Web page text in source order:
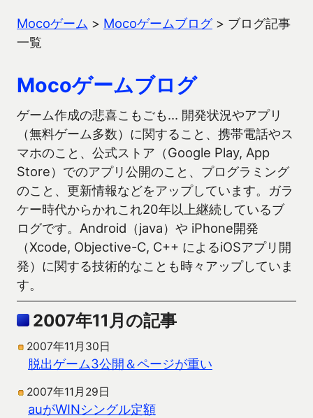
Mocoゲーム > Mocoゲームブログ> ブログ記事
一覧
Mocoゲームブログ
ゲーム作成の悲喜こもごも… 開発状況やアプリ
（無料ゲーム多数）に関すること、携帯電話やス
マホのこと、公式ストア（Google Play, App
Store）でのアプリ公開のこと、プログラミング
のこと、更新情報などをアップしています。ガラ
ケー時代からかれこれ20年以上継続しているブ
ログです。Android（java）や iPhone開発
（Xcode, Objective-C, C++ によるiOSアプリ開
発）に関する技術的なことも時々アップしていま
す。
2007年11月の記事
2007年11月30日
脱出ゲーム3公開＆ページが重い
2007年11月29日
auがWINシングル定額